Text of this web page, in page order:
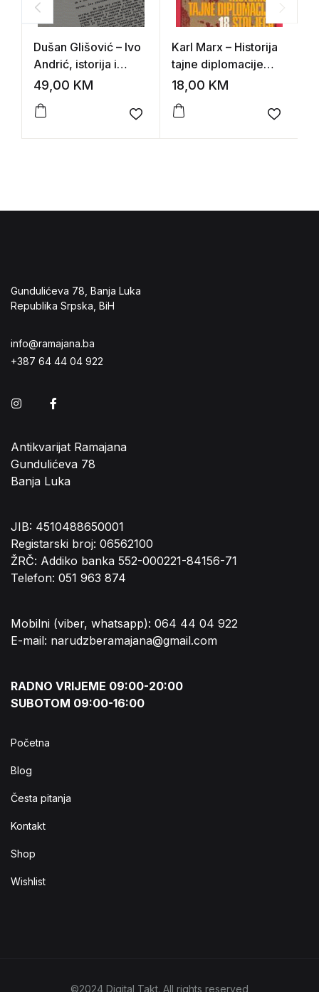
Dušan Glišović – Ivo
Andrić, istorija i
politika
49,00 KM
Add to wishlist
Karl Marx – Historija
tajne diplomacije
18.stoljeća: o
ruske despocije
18,00 KM
Add to
Gundulićeva 78, Banja Luka
Republika Srpska, BiH
info@ramajana.ba
+387 64 44 04 922
Instagram
Antikvarijat Ramajana
Gundulićeva 78
Banja Luka
JIB: 4510488650001
Registarski broj: 06562100
ŽRČ: Addiko banka 552-000221-84156-71
Telefon: 051 963 874
Mobilni (viber, whatsapp): 064 44 04 922
E-mail: narudzberamajana@gmail.com
RADNO VRIJEME 09:00-20:00
SUBOTOM 09:00-16:00
Početna
Blog
Česta pitanja
Kontakt
Shop
Wishlist
©2024 Digital Takt. All rights reserved